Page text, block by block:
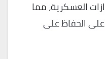
العسكرية، مما
على الحفاظ على